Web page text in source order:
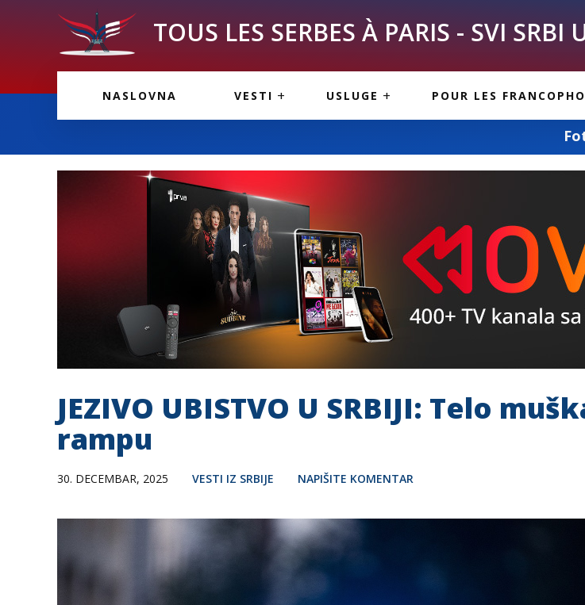
TOUS LES SERBES À PARIS - SVI SRBI
NASLOVNA VESTI USLUGE
INFORMACIJE
POUR LES
PARIS
CUISINE SERBE
Fotografisanje i
JEZIVO UBISTVO U SRBIJI: Telo
rampu
30. DECEMBAR, 2025 VESTI IZ SRBIJE NAPIŠITE KOMENTAR